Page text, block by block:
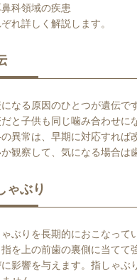
鼻科領域の疾患
れ詳しく解説します。
になる原因のひとつが遺伝で
だと子供も同じ噛み合わせに
異常は、早期に対応すれば
観察して、気になる場合は
ゃぶり
ぶりを長期的におこなって
指を上の前歯の裏側に当てて
に影響を与えます。指しゃぶ